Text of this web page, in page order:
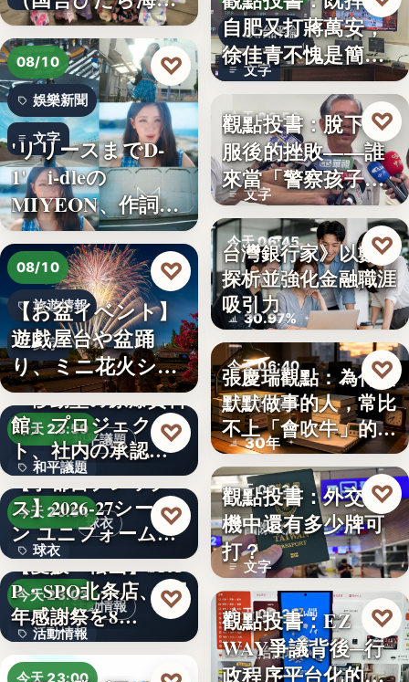
公園…
08/10
娛樂新聞
文字
'リリースまでD-
1' i-dleの
MIYEON、作詞
に…
♡
08/10
旅遊情報
文字
【お盆イベント】
遊戯屋台や盆踊
り、ミニ花火ショ
ーなど～夏…
♡
和平議題
今天 23:59
和平議題
86.6
「移動型の原爆資料
館」プロジェク
ト、社内の承認を
経て始動
♡
球衣
今天 23:54
球衣
35%
【宇都宮ブレック
ス】2026-27シーズ
ン ユニフォーム…
♡
活動情報
今天 23:03
活動情報
9
【愛媛・松山】SPA
P・SPO北条店、2周
年感謝祭を8…
♡
今天 23:00
政治評論
文字
自肥又打蔣萬安，
徐佳青不愧是簡舒
培的師父
今天 06:50
警察家庭
文字
觀點投書：脫下制
服後的挫敗——誰
來當「警察孩子」
的保母？
♡
今天 06:45
金融職涯
30.97%
台灣銀行家》以數字
探析並強化金融職涯
吸引力
♡
今天 06:40
職場觀察
30年
張慶瑞觀點：為什麼
默默做事的人，常比
不上「會吹牛」的人
？
♡
今天 06:30
國際政治
文字
觀點投書：外交危
機中還有多少牌可
打？
♡
今天 06:25
法治治理
觀點投書：EZ
WAY爭議背後─行
政程序平台化的法
♡